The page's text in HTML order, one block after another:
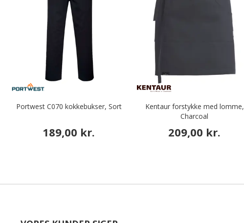
Portwest C070 kokkebukser, Sort
189,00 kr.
Kentaur forstykke med lomme,
Charcoal
209,00 kr.